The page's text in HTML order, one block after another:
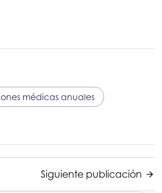
médicas anuales
Siguiente publicación